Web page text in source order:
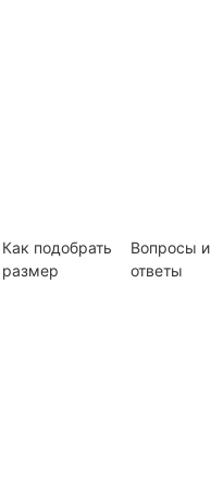
Как подобрать
размер
Вопросы и
ответы